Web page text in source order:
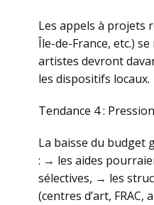
Les appels à projets
Île-de-France, etc.)
artistes devront
les dispositifs locaux.
Tendance 4 :
La baisse du budget
: → les aides
sélectives, → les
(centres d’art,